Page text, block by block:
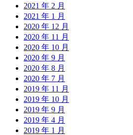
2021 年 2 月
2021 年 1 月
2020 年 12 月
2020 年 11 月
2020 年 10 月
2020 年 9 月
2020 年 8 月
2020 年 7 月
2019 年 11 月
2019 年 10 月
2019 年 9 月
2019 年 4 月
2019 年 1 月